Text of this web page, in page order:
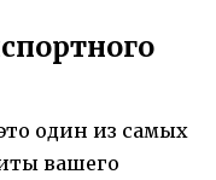
один из самых
вашего